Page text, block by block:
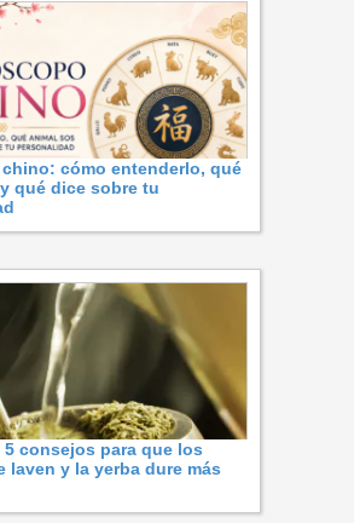
cómo entenderlo, qué
qué dice sobre tu
5 consejos para que los
laven y la yerba dure más